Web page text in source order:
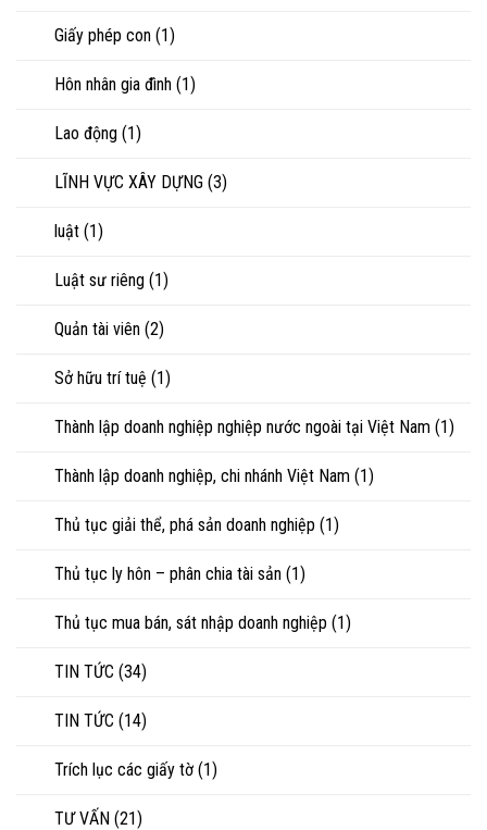
Giấy phép con (1)
Hôn nhân gia đình (1)
Lao động (1)
LĨNH VỰC XÂY DỰNG (3)
luật (1)
Luật sư riêng (1)
Quản tài viên (2)
Sở hữu trí tuệ (1)
Thành lập doanh nghiệp nghiệp nước ngoài tại Việt Nam (1)
Thành lập doanh nghiệp, chi nhánh Việt Nam (1)
Thủ tục giải thể, phá sản doanh nghiệp (1)
Thủ tục ly hôn – phân chia tài sản (1)
Thủ tục mua bán, sát nhập doanh nghiệp (1)
TIN TỨC (34)
TIN TỨC (14)
Trích lục các giấy tờ (1)
TƯ VẤN (21)